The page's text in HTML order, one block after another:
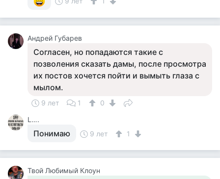
Андрей Губарев
Согласен, но попадаются такие с
позволения сказать дамы, после просмотра
их постов хочется пойти и вымыть глаза с
мылом.
9 лет 1
0
L….
Понимаю 9 лет 1
Твой Любимый Клоун